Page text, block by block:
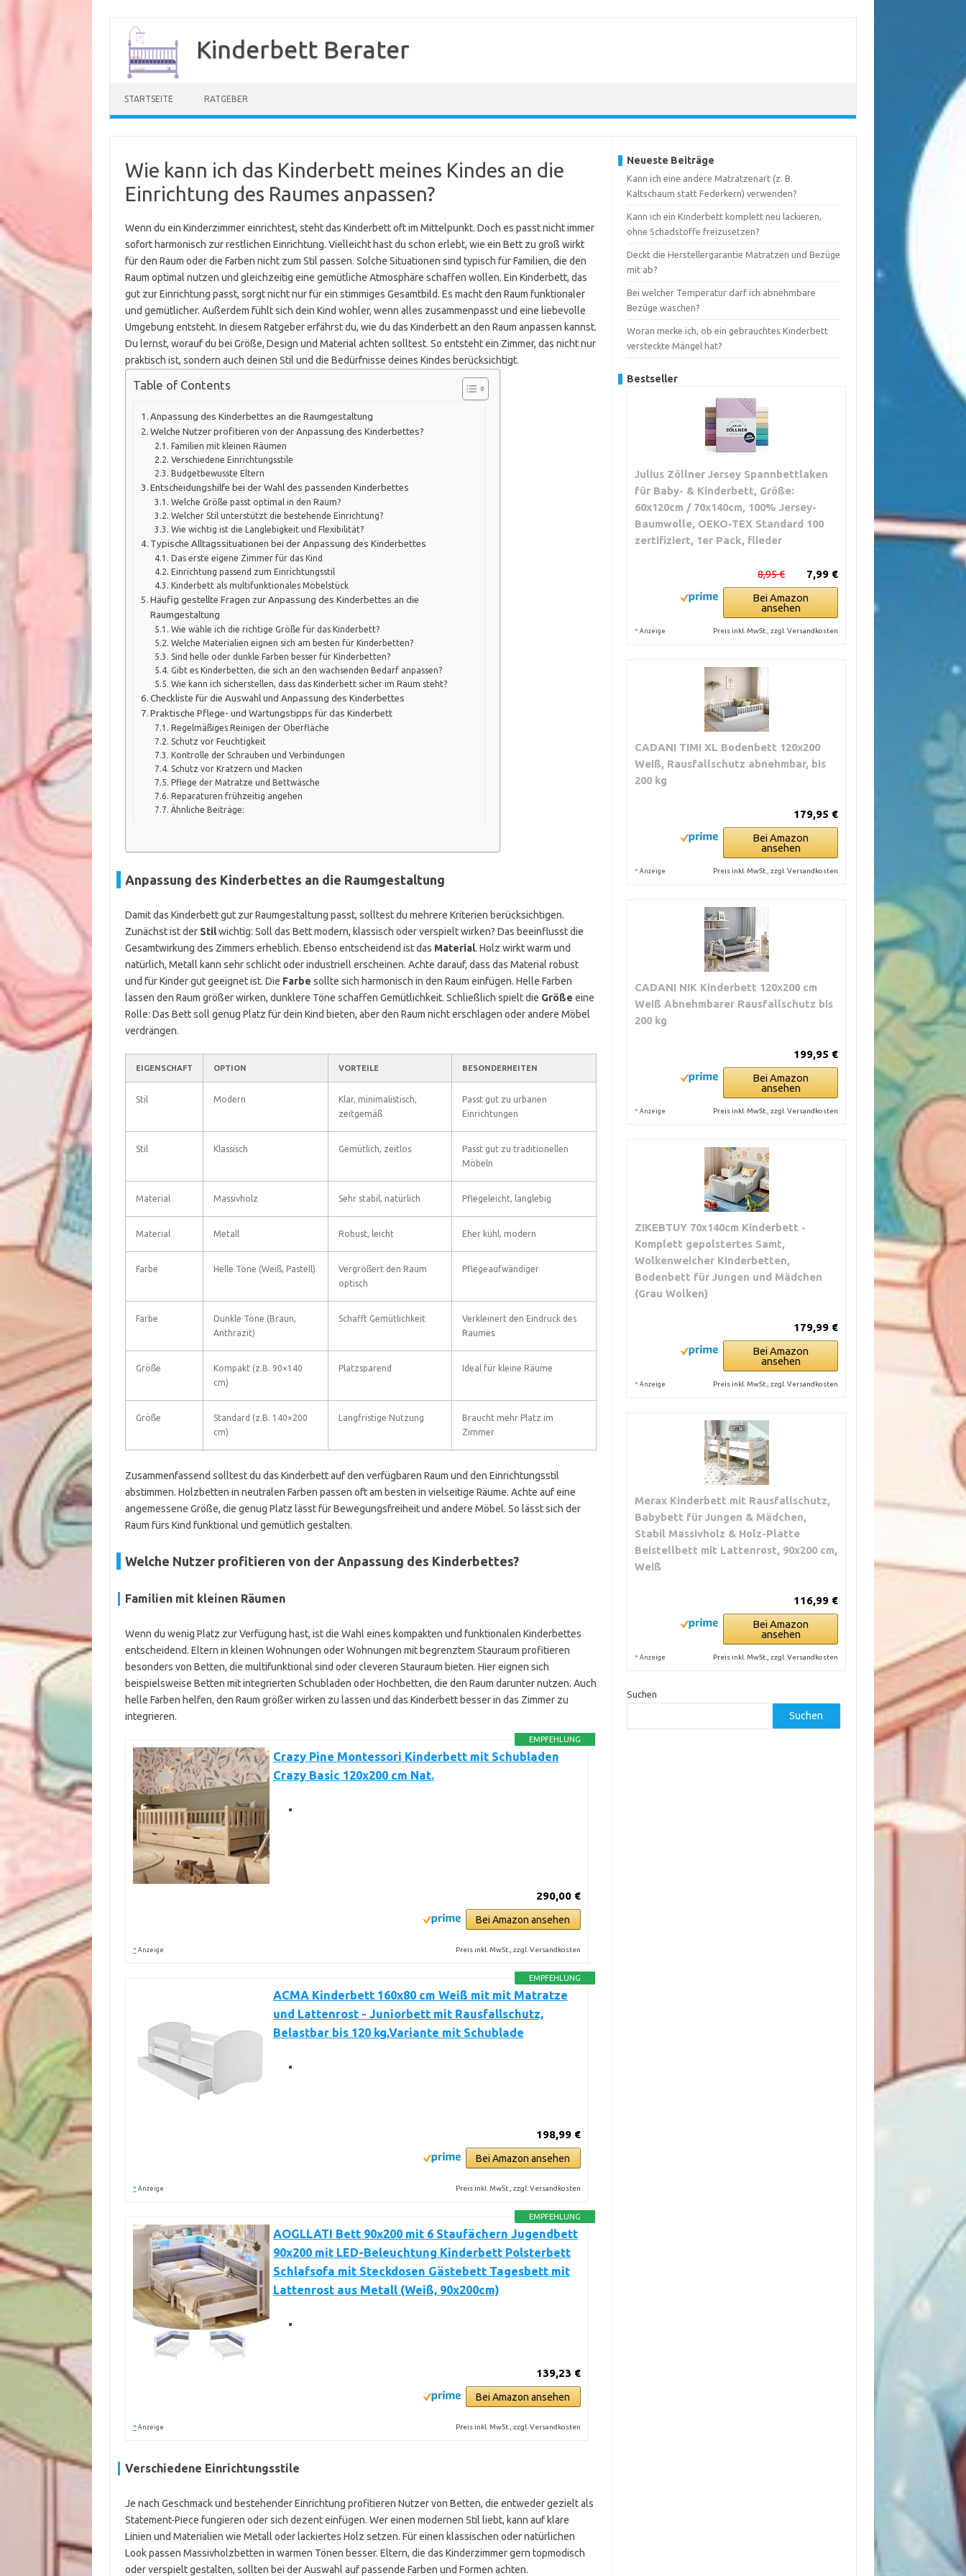
Inhalt
springen
Kinderbett Berater
STARTSEITE RATGEBER
Wie kann ich das Kinderbett meines Kindes an die
Einrichtung des Raumes anpassen?
Wenn du ein Kinderzimmer einrichtest, steht das Kinderbett oft im Mittelpunkt. Doch es passt nicht immer
sofort harmonisch zur restlichen Einrichtung. Vielleicht hast du schon erlebt, wie ein Bett zu groß wirkt
für den Raum oder die Farben nicht zum Stil passen. Solche Situationen sind typisch für Familien, die den
Raum optimal nutzen und gleichzeitig eine gemütliche Atmosphäre schaffen wollen. Ein Kinderbett, das
gut zur Einrichtung passt, sorgt nicht nur für ein stimmiges Gesamtbild. Es macht den Raum funktionaler
und gemütlicher. Außerdem fühlt sich dein Kind wohler, wenn alles zusammenpasst und eine liebevolle
Umgebung entsteht. In diesem Ratgeber erfährst du, wie du das Kinderbett an den Raum anpassen kannst.
Du lernst, worauf du bei Größe, Design und Material achten solltest. So entsteht ein Zimmer, das nicht nur
praktisch ist, sondern auch deinen Stil und die Bedürfnisse deines Kindes berücksichtigt.
Table of Contents
Anpassung des Kinderbettes an die Raumgestaltung
Welche Nutzer profitieren von der Anpassung des Kinderbettes?
Familien mit kleinen Räumen
Verschiedene Einrichtungsstile
Budgetbewusste Eltern
Entscheidungshilfe bei der Wahl des passenden Kinderbettes
Welche Größe passt optimal in den Raum?
Welcher Stil unterstützt die bestehende Einrichtung?
Wie wichtig ist die Langlebigkeit und Flexibilität?
Typische Alltagssituationen bei der Anpassung des Kinderbettes
Das erste eigene Zimmer für das Kind
Einrichtung passend zum Einrichtungsstil
Kinderbett als multifunktionales Möbelstück
Häufig gestellte Fragen zur Anpassung des Kinderbettes an die
Raumgestaltung
Wie wähle ich die richtige Größe für das Kinderbett?
Welche Materialien eignen sich am besten für Kinderbetten?
Sind helle oder dunkle Farben besser für Kinderbetten?
Gibt es Kinderbetten, die sich an den wachsenden Bedarf anpassen?
Wie kann ich sicherstellen, dass das Kinderbett sicher im Raum steht?
Checkliste für die Auswahl und Anpassung des Kinderbettes
Praktische Pflege- und Wartungstipps für das Kinderbett
Regelmäßiges Reinigen der Oberfläche
Schutz vor Feuchtigkeit
Kontrolle der Schrauben und Verbindungen
Schutz vor Kratzern und Macken
Pflege der Matratze und Bettwäsche
Reparaturen frühzeitig angehen
Ähnliche Beiträge:
Anpassung des Kinderbettes an die Raumgestaltung
Damit das Kinderbett gut zur Raumgestaltung passt, solltest du mehrere Kriterien berücksichtigen.
Zunächst ist der Stilwichtig: Soll das Bett modern, klassisch oder verspielt wirken? Das beeinflusst die
Gesamtwirkung des Zimmers erheblich. Ebenso entscheidend ist das Material. Holz wirkt warm und
natürlich, Metall kann sehr schlicht oder industriell erscheinen. Achte darauf, dass das Material robust
und für Kinder gut geeignet ist. Die Farbe sollte sich harmonisch in den Raum einfügen. Helle Farben
lassen den Raum größer wirken, dunklere Töne schaffen Gemütlichkeit. Schließlich spielt die Größe eine
Rolle: Das Bett soll genug Platz für dein Kind bieten, aber den Raum nicht erschlagen oder andere Möbel
verdrängen.
EIGENSCHAFT OPTION VORTEILE BESONDERHEITEN
Stil Modern
Klar, minimalistisch,
zeitgemäß
Passt gut zu urbanen
Einrichtungen
Stil Klassisch Gemütlich, zeitlos
Passt gut zu traditionellen
Möbeln
Material Massivholz Sehr stabil, natürlich Pflegeleicht, langlebig
Material Metall Robust, leicht Eher kühl, modern
Farbe Helle Töne (Weiß, Pastell)
Vergrößert den Raum
optisch
Pflegeaufwändiger
Farbe
Dunkle Töne (Braun,
Anthrazit)
Schafft Gemütlichkeit
Verkleinert den Eindruck des
Raumes
Größe
Kompakt (z.B. 90×140
cm)
Platzsparend Ideal für kleine Räume
Größe
Standard (z.B. 140×200
cm)
Langfristige Nutzung
Braucht mehr Platz im
Zimmer
Zusammenfassend solltest du das Kinderbett auf den verfügbaren Raum und den Einrichtungsstil
abstimmen. Holzbetten in neutralen Farben passen oft am besten in vielseitige Räume. Achte auf eine
angemessene Größe, die genug Platz lässt für Bewegungsfreiheit und andere Möbel. So lässt sich der
Raum fürs Kind funktional und gemütlich gestalten.
Welche Nutzer profitieren von der Anpassung des Kinderbettes?
Familien mit kleinen Räumen
Wenn du wenig Platz zur Verfügung hast, ist die Wahl eines kompakten und funktionalen Kinderbettes
entscheidend. Eltern in kleinen Wohnungen oder Wohnungen mit begrenztem Stauraum profitieren
besonders von Betten, die multifunktional sind oder cleveren Stauraum bieten. Hier eignen sich
beispielsweise Betten mit integrierten Schubladen oder Hochbetten, die den Raum darunter nutzen. Auch
helle Farben helfen, den Raum größer wirken zu lassen und das Kinderbett besser in das Zimmer zu
integrieren.
EMPFEHLUNG
Crazy Pine Montessori Kinderbett mit Schubladen
Crazy Basic 120x200 cm Nat.
290,00 €
Bei Amazon ansehen
* Anzeige Preis inkl. MwSt., zzgl. Versandkosten
EMPFEHLUNG
ACMA Kinderbett 160x80 cm Weiß mit mit Matratze
und Lattenrost - Juniorbett mit Rausfallschutz,
Belastbar bis 120 kg,Variante mit Schublade
198,99 €
Bei Amazon ansehen
* Anzeige Preis inkl. MwSt., zzgl. Versandkosten
EMPFEHLUNG
AOGLLATI Bett 90x200 mit 6 Staufächern Jugendbett
90x200 mit LED-Beleuchtung Kinderbett Polsterbett
Schlafsofa mit Steckdosen Gästebett Tagesbett mit
Lattenrost aus Metall (Weiß, 90x200cm)
139,23 €
Bei Amazon ansehen
* Anzeige Preis inkl. MwSt., zzgl. Versandkosten
Verschiedene Einrichtungsstile
Je nach Geschmack und bestehender Einrichtung profitieren Nutzer von Betten, die entweder gezielt als
Statement-Piece fungieren oder sich dezent einfügen. Wer einen modernen Stil liebt, kann auf klare
Linien und Materialien wie Metall oder lackiertes Holz setzen. Für einen klassischen oder natürlichen
Look passen Massivholzbetten in warmen Tönen besser. Eltern, die das Kinderzimmer gern topmodisch
oder verspielt gestalten, sollten bei der Auswahl auf passende Farben und Formen achten.
Neueste Beiträge
Kann ich eine andere Matratzenart (z. B.
Kaltschaum statt Federkern) verwenden?
Kann ich ein Kinderbett komplett neu lackieren,
ohne Schadstoffe freizusetzen?
Deckt die Herstellergarantie Matratzen und Bezüge
mit ab?
Bei welcher Temperatur darf ich abnehmbare
Bezüge waschen?
Woran merke ich, ob ein gebrauchtes Kinderbett
versteckte Mängel hat?
Bestseller
Julius Zöllner Jersey Spannbettlaken
für Baby- & Kinderbett, Größe:
60x120cm / 70x140cm, 100% Jersey-
Baumwolle, OEKO-TEX Standard 100
zertifiziert, 1er Pack, flieder
7,99 €
8,95 €
Bei Amazon
ansehen
* Anzeige Preis inkl. MwSt., zzgl. Versandkosten
CADANI TIMI XL Bodenbett 120x200
Weiß, Rausfallschutz abnehmbar, bis
200 kg
179,95 €
Bei Amazon
ansehen
* Anzeige Preis inkl. MwSt., zzgl. Versandkosten
CADANI NIK Kinderbett 120x200 cm
Weiß Abnehmbarer Rausfallschutz bis
200 kg
199,95 €
Bei Amazon
ansehen
* Anzeige Preis inkl. MwSt., zzgl. Versandkosten
ZIKEBTUY 70x140cm Kinderbett -
Komplett gepolstertes Samt,
Wolkenweicher Kinderbetten,
Bodenbett für Jungen und Mädchen
(Grau Wolken)
179,99 €
Bei Amazon
ansehen
* Anzeige Preis inkl. MwSt., zzgl. Versandkosten
Merax Kinderbett mit Rausfallschutz,
Babybett für Jungen & Mädchen,
Stabil Massivholz & Holz-Platte
Beistellbett mit Lattenrost, 90x200 cm,
Weiß
116,99 €
Bei Amazon
ansehen
* Anzeige Preis inkl. MwSt., zzgl. Versandkosten
Suchen
Suchen